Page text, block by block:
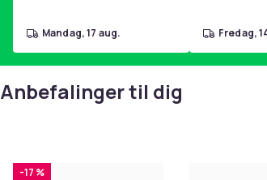
mandag, 17 aug. fredag,
Anbefalinger til dig
-17 %